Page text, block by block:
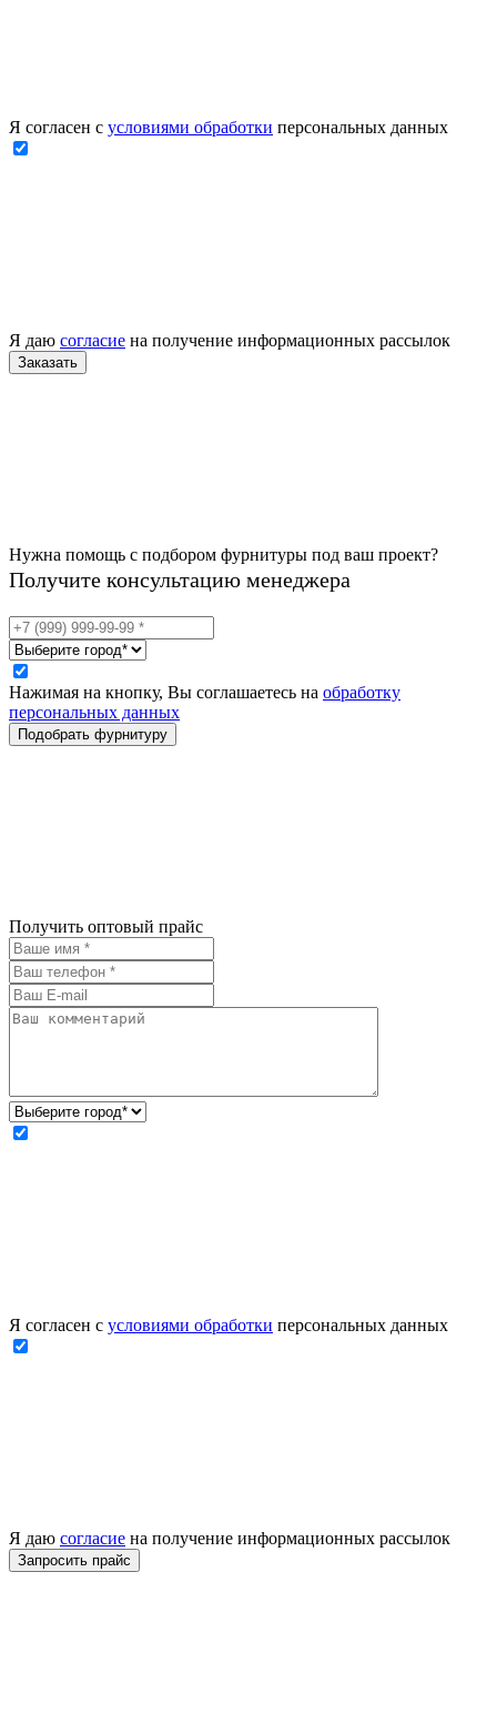
Я согласен с условиями обработки персональных данных
Я даю согласие на получение информационных рассылок
Нужна помощь с подбором фурнитуры под ваш проект?
Получите консультацию менеджера
Нажимая на кнопку, Вы соглашаетесь на обработку
персональных данных
Получить оптовый прайс
Я согласен с условиями обработки персональных данных
Я даю согласие на получение информационных рассылок